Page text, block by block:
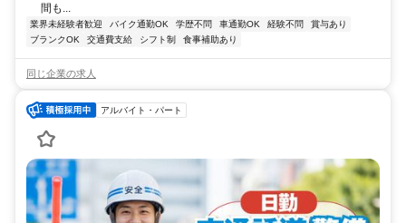
間も...
業界未経験者歓迎 バイク通勤OK 学歴不問 車通勤OK 経験不問
賞与あり
ブランクOK
交通費支給 シフト制 食事補助あり
同じ企業の求人
アルバイト・パート